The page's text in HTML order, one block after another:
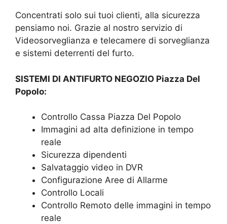
Concentrati solo sui tuoi clienti, alla sicurezza
pensiamo noi. Grazie al nostro servizio di
Videosorveglianza e telecamere di sorveglianza
e sistemi deterrenti del furto.
SISTEMI DI ANTIFURTO NEGOZIO Piazza Del
Popolo:
Controllo Cassa Piazza Del Popolo
Immagini ad alta definizione in tempo
reale
Sicurezza dipendenti
Salvataggio video in DVR
Configurazione Aree di Allarme
Controllo Locali
Controllo Remoto delle immagini in tempo
reale